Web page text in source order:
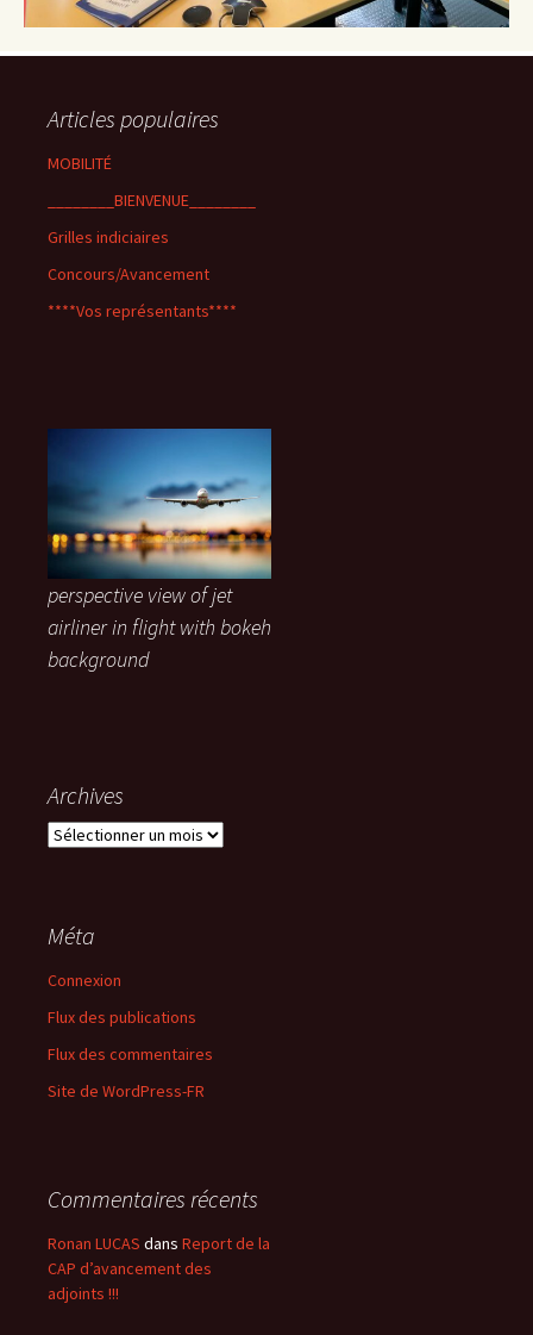
Articles populaires
MOBILITÉ
________BIENVENUE________
Grilles indiciaires
Concours/Avancement
****Vos représentants****
perspective view of jet
airliner in flight with bokeh
background
Archives
Archives
Méta
Connexion
Flux des publications
Flux des commentaires
Site de WordPress-FR
Commentaires récents
Ronan LUCAS dans Report de la
CAP d’avancement des
adjoints !!!